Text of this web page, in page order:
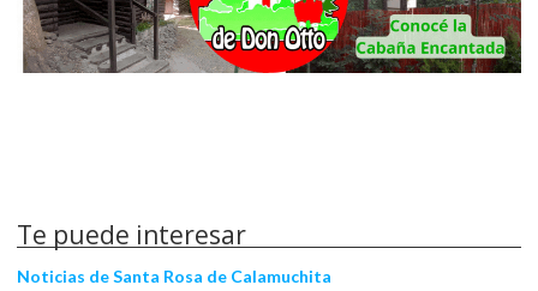
Te puede interesar
Noticias de Santa Rosa de Calamuchita